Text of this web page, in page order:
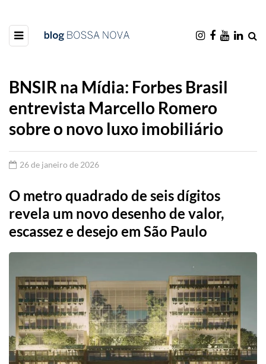
BNSIR na Mídia: Forbes Brasil
entrevista Marcello Romero
sobre o novo luxo imobiliário
26 de janeiro de 2026
O metro quadrado de seis dígitos
revela um novo desenho de valor,
escassez e desejo em São Paulo